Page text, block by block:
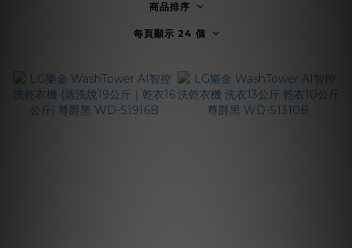
商品排序
每頁顯示 24 個